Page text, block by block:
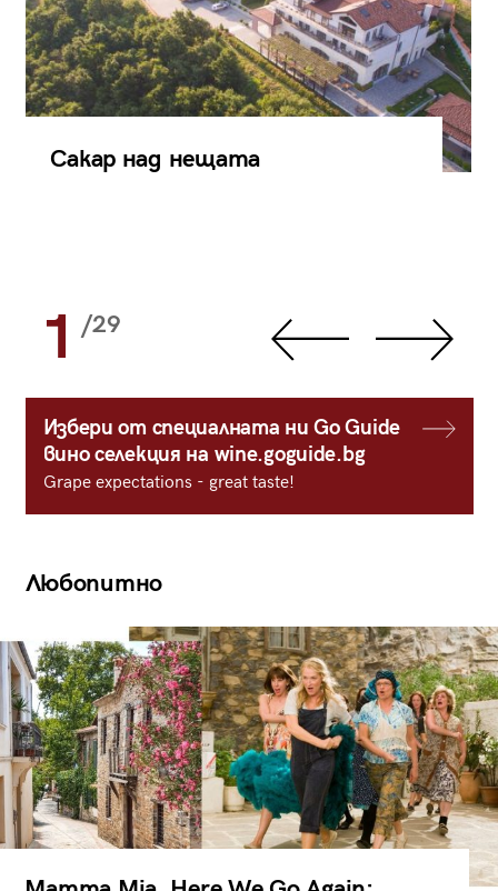
Сакар над нещата
1 /29
Избери от специалната ни Go Guide
вино селекция на wine.goguide.bg
Grape expectations - great taste!
Любопитно